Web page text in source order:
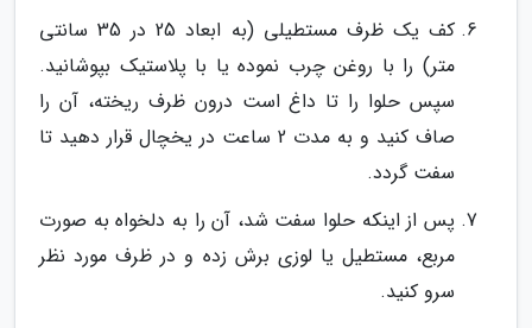
کف یک ظرف مستطیلی (به ابعاد 25 در 35 سانتی
متر) را با روغن چرب نموده یا با پلاستیک بپوشانید.
سپس حلوا را تا داغ است درون ظرف ریخته، آن را
صاف کنید و به مدت 2 ساعت در یخچال قرار دهید تا
سفت گردد.
پس از اینکه حلوا سفت شد، آن را به دلخواه به صورت
مربع، مستطیل یا لوزی برش زده و در ظرف مورد نظر
سرو کنید.